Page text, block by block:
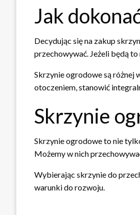
Jak
Decydując się na zakup
przechowywać. Jeżeli będą
Skrzynie ogrodowe są różnej
otoczeniem, stanowić
Skrzynie
Skrzynie ogrodowe to nie
Możemy w nich
Wybierając skrzynie do
warunki do rozwoju.